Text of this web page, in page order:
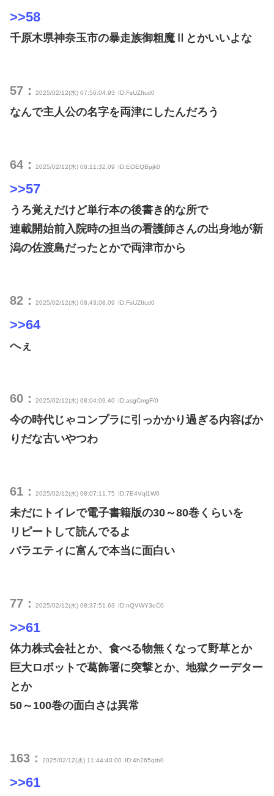
>>58
千原木県神奈玉市の暴走族御粗魔Ⅱとかいいよな
57： 2025/02/12(水) 07:56:04.93 ID:FsUZftcd0
なんで主人公の名字を両津にしたんだろう
64： 2025/02/12(水) 08:11:32.09 ID:EOEQBpjk0
>>57
うろ覚えだけど単行本の後書き的な所で
連載開始前入院時の担当の看護師さんの出身地が新
潟の佐渡島だったとかで両津市から
82： 2025/02/12(水) 08:43:08.09 ID:FsUZftcd0
>>64
へぇ
60： 2025/02/12(水) 08:04:09.40 ID:asgCmgF/0
今の時代じゃコンプラに引っかかり過ぎる内容ばか
りだな古いやつわ
61： 2025/02/12(水) 08:07:11.75 ID:7E4Vql1W0
未だにトイレで電子書籍版の30～80巻くらいを
リピートして読んでるよ
バラエティに富んで本当に面白い
77： 2025/02/12(水) 08:37:51.63 ID:nQVWY3eC0
>>61
体力株式会社とか、食べる物無くなって野草とか
巨大ロボットで葛飾署に突撃とか、地獄クーデター
とか
50～100巻の面白さは異常
163： 2025/02/12(水) 11:44:40.00 ID:4h265qtb0
>>61